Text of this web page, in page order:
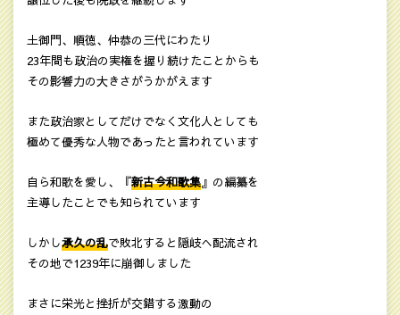
土御門、順徳、仲恭の三代にわたり
23年間も政治の実権を握り続けたことからも
その影響力の大きさがうかがえます
また政治家としてだけでなく文化人としても
極めて優秀な人物であったと言われています
自ら和歌を愛し、『新古今和歌集』の編纂を
主導したことでも知られています
しかし承久の乱で敗北すると隠岐へ配流され
その地で1239年に崩御しました
まさに栄光と挫折が交錯する激動の